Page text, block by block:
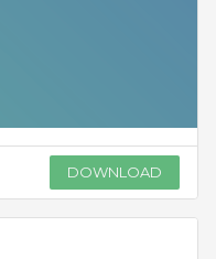
DOWNLOAD